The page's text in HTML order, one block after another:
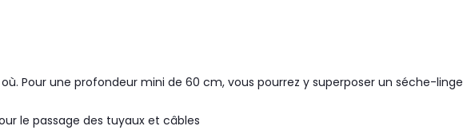
Pour une profondeur mini de 60 cm, vous pourrez y superposer un séche-linge
le passage des tuyaux et câbles